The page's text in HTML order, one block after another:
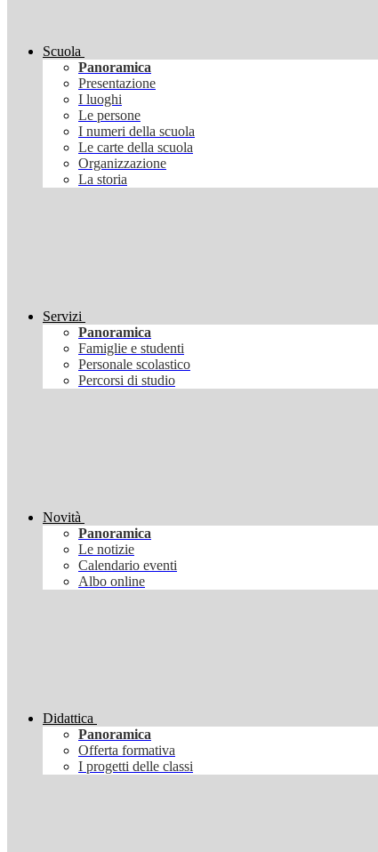
Scuola
Panoramica
Presentazione
I luoghi
Le persone
I numeri della scuola
Le carte della scuola
Organizzazione
La storia
Servizi
Panoramica
Famiglie e studenti
Personale scolastico
Percorsi di studio
Novità
Panoramica
Le notizie
Calendario eventi
Albo online
Didattica
Panoramica
Offerta formativa
I progetti delle classi